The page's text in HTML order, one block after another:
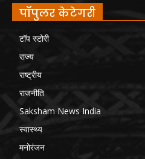
पॉपुलर केटेगरी
टॉप स्टोरी
राज्य
राष्ट्रीय
राजनीति
Saksham News India
स्वास्थ्य
मनोरंजन